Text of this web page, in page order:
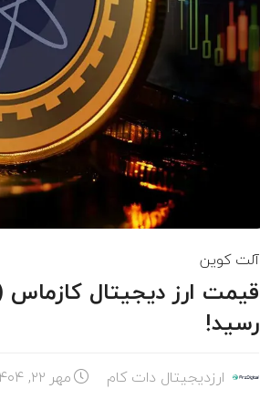
آلت کوین
رسید!
ارزدیجیتال دات کام مهر ۲۲, ۱۴۰۴